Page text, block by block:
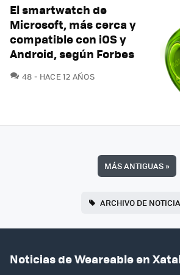
El smartwatch de
Microsoft, más cerca y
compatible con iOS y
Android, según Forbes
48 COMENTARIOS
HACE 12 AÑOS
MÁS ANTIGUAS»
ARCHIVO DE
Noticias de Weareable en